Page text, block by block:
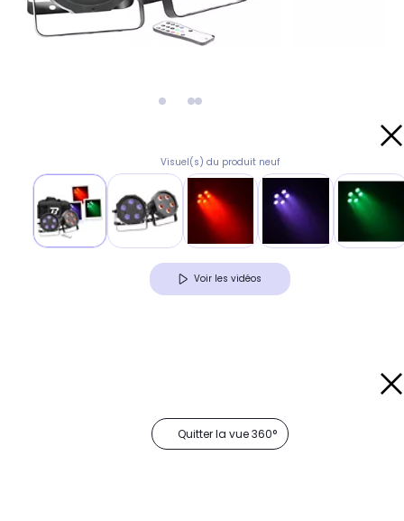
Visuel(s) du produit neuf
Voir les vidéos
Quitter la vue 360°